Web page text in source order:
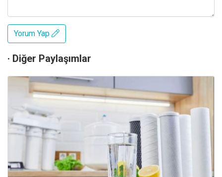
Yorum Yap
· Diğer Paylaşımlar